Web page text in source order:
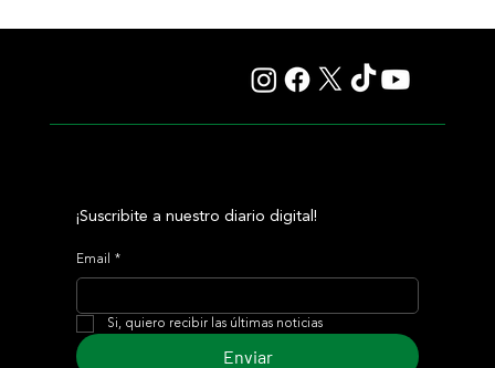
¡Suscribite a nuestro diario digital!
Email *
Si, quiero recibir las últimas noticias
Enviar